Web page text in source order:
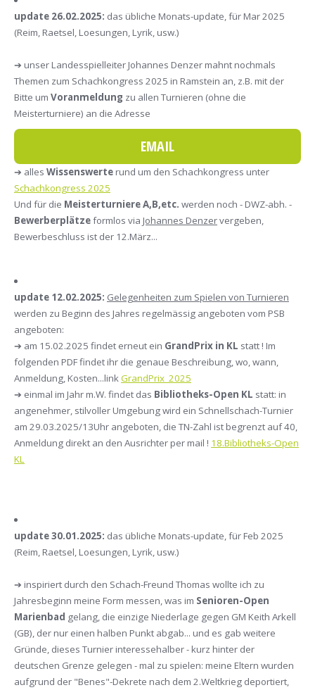
update 26.02.2025: das übliche Monats-update, für Mar 2025
(Reim, Raetsel, Loesungen, Lyrik, usw.)
➔ unser Landesspielleiter Johannes Denzer mahnt nochmals
Themen zum Schachkongress 2025 in Ramstein an, z.B. mit der
Bitte um Voranmeldung zu allen Turnieren (ohne die
Meisterturniere) an die Adresse
EMAIL
➔ alles Wissenswerterund um den Schachkongress unter
Schachkongress 2025
Und für die Meisterturniere A,B,etc. werden noch - DWZ-abh. -
Bewerberplätzeformlos via Johannes Denzervergeben,
Bewerbeschluss ist der 12.März...
update 12.02.2025: Gelegenheiten zum Spielen von Turnieren
werden zu Beginn des Jahres regelmässig angeboten vom PSB
angeboten:
➔ am 15.02.2025 findet erneut ein GrandPrix in KL statt ! Im
folgenden PDF findet ihr die genaue Beschreibung, wo, wann,
Anmeldung, Kosten...linkGrandPrix_2025
➔ einmal im Jahr m.W. findet das Bibliotheks-Open KL statt: in
angenehmer, stilvoller Umgebung wird ein Schnellschach-Turnier
am 29.03.2025/13Uhr angeboten, die TN-Zahl ist begrenzt auf 40,
Anmeldung direkt an den Ausrichter per mail ! 18.Bibliotheks-Open
KL
update 30.01.2025: das übliche Monats-update, für Feb 2025
(Reim, Raetsel, Loesungen, Lyrik, usw.)
➔ inspiriert durch den Schach-Freund Thomas wollte ich zu
Jahresbeginn meine Form messen, was im Senioren-Open
Marienbad gelang, die einzige Niederlage gegen GM Keith Arkell
(GB), der nur einen halben Punkt abgab... und es gab weitere
Gründe, dieses Turnier interessehalber - kurz hinter der
deutschen Grenze gelegen - mal zu spielen: meine Eltern wurden
aufgrund der "Benes"-Dekrete nach dem 2.Weltkrieg deportiert,